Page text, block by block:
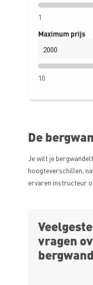
1
Maximum prijs
10
De
Je wilt je
hoogteverschillen,
ervaren instructeur
vragen